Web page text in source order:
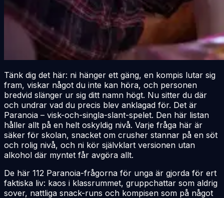
Tänk dig det här: ni hänger ett gäng, en kompis lutar sig
fram, viskar något du inte kan höra, och personen
bredvid slänger ur sig ditt namn högt. Nu sitter du där
och undrar vad du precis blev anklagad för. Det är
Paranoia – visk-och-singla-slant-spelet. Den här listan
håller allt på en helt oskyldig nivå. Varje fråga här är
säker för skolan, snacket om crusher stannar på en söt
och rolig nivå, och ni kör självklart versionen utan
alkohol där myntet får avgöra allt.
De här 112 Paranoia-frågorna för unga är gjorda för ert
faktiska liv: kaos i klassrummet, gruppchattar som aldrig
sover, nattliga snack-runs och kompisen som på något